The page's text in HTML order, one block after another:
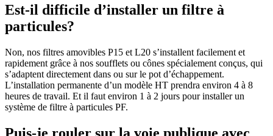
Est-il difficile d’installer un filtre à
particules?
Non, nos filtres amovibles P15 et L20 s’installent facilement et
rapidement grâce à nos soufflets ou cônes spécialement conçus, qui
s’adaptent directement dans ou sur le pot d’échappement.
L’installation permanente d’un modèle HT prendra environ 4 à 8
heures de travail. Et il faut environ 1 à 2 jours pour installer un
système de filtre à particules PF.